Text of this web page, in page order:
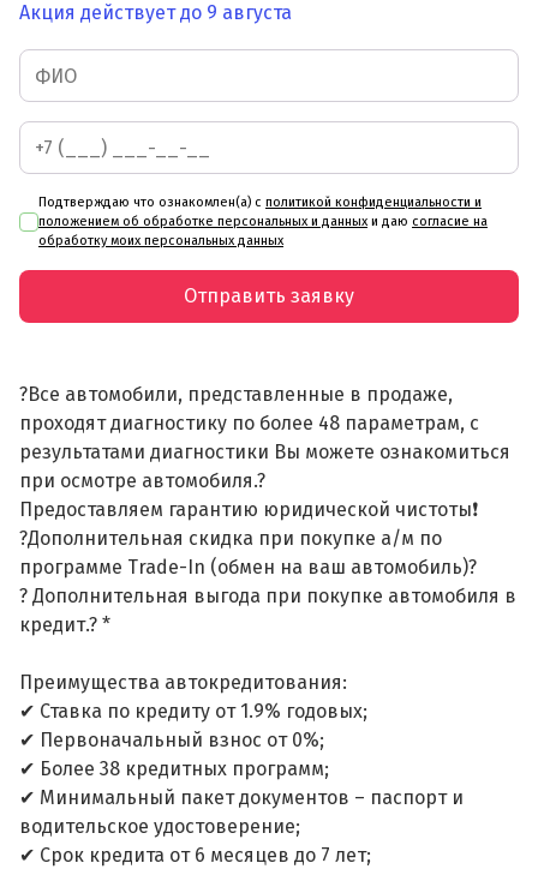
Акция действует до 9 августа
Подтверждаю что ознакомлен(а) с политикой конфиденциальности и
положением об обработке персональных и данных и даю согласие на
обработку моих персональных данных
Отправить заявку
?Все автомобили, представленные в продаже,
проходят диагностику по более 48 параметрам, с
результатами диагностики Вы можете ознакомиться
при осмотре автомобиля.?
Предоставляем гарантию юридической чистоты❗
?Дополнительная скидка при покупке а/м по
программе Trade-In (обмен на ваш автомобиль)?
? Дополнительная выгода при покупке автомобиля в
кредит.? *
Преимущества автокредитования:
✔ Ставка по кредиту от 1.9% годовых;
✔ Первоначальный взнос от 0%;
✔ Более 38 кредитных программ;
✔ Минимальный пакет документов – паспорт и
водительское удостоверение;
✔ Срок кредита от 6 месяцев до 7 лет;